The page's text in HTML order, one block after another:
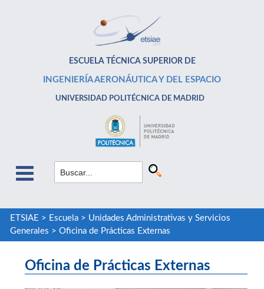
ESCUELA TÉCNICA SUPERIOR DE
INGENIERÍA AERONÁUTICA Y DEL ESPACIO
UNIVERSIDAD POLITÉCNICA DE MADRID
ETSIAE > Escuela> Unidades Administrativas y Servicios
Generales > Oficina de Prácticas Externas
Oficina de Prácticas Externas